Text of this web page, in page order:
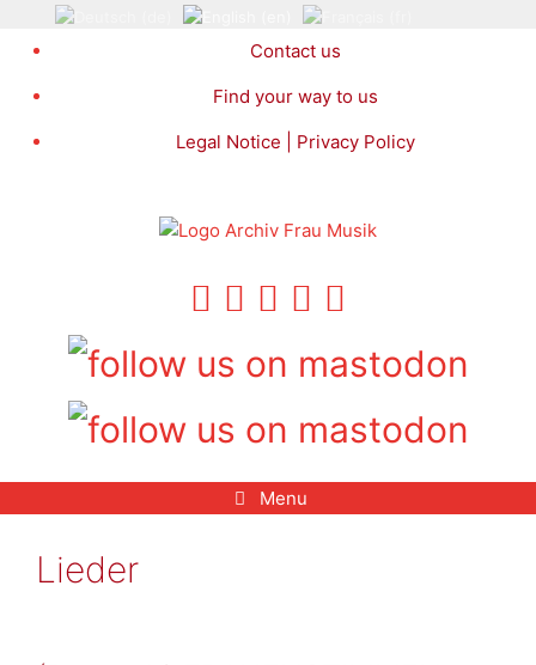
Contact us
Find your way to us
Legal Notice | Privacy Policy
Menu
Lieder